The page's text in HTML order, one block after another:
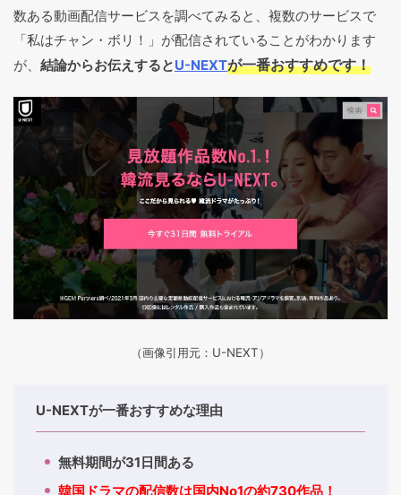
数ある動画配信サービスを調べてみると、複数のサービスで
「私はチャン・ボリ！」が配信されていることがわかります
が、 結論からお伝えするとU-NEXTが一番おすすめです！
（画像引用元：U-NEXT）
U-NEXTが一番おすすめな理由
無料期間が31日間ある
韓国ドラマの配信数は国内No1の約730作品！